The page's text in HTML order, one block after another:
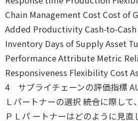
Chain Management Cost Cost of
Added Productivity Cash-to-
Inventory Days of Supply Asset
Performance Attribute Metric
Responsiveness Flexibility Cost
4 サプライチェーンの評価指標
Ｌパートナーの選択 ――統合に際し
ＰＬパ ートナーはどのように見直